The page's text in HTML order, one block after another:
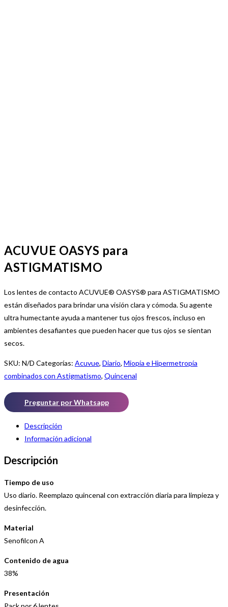
ACUVUE OASYS para
ASTIGMATISMO
Los lentes de contacto ACUVUE® OASYS® para ASTIGMATISMO
están diseñados para brindar una visión clara y cómoda. Su agente
ultra humectante ayuda a mantener tus ojos frescos, incluso en
ambientes desafiantes que pueden hacer que tus ojos se sientan
secos.
SKU: N/D Categorías: Acuvue, Diario, Miopía e Hipermetropía
combinados con Astigmatismo, Quincenal
Preguntar por Whatsapp
Descripción
Información adicional
Descripción
Tiempo de uso
Uso diario. Reemplazo quincenal con extracción diaria para limpieza y
desinfección.
Material
Senofilcon A
Contenido de agua
38%
Presentación